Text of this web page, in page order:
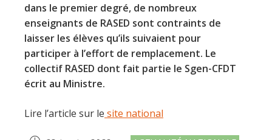
dans le premier degré, de nombreux
enseignants de RASED sont contraints de
laisser les élèves qu’ils suivaient pour
participer à l’effort de remplacement. Le
collectif RASED dont fait partie le Sgen-CFDT
écrit au Ministre.
Lire l’article sur le site national